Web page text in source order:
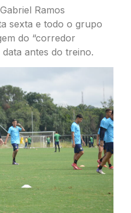
Ramos
sexta e todo o grupo
do “corredor
antes do treino.